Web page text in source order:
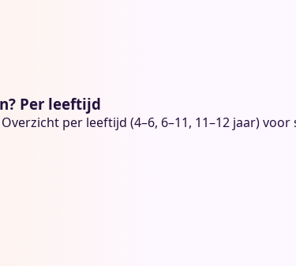
Per leeftijd
per leeftijd (4–6, 6–11, 11–12 jaar)